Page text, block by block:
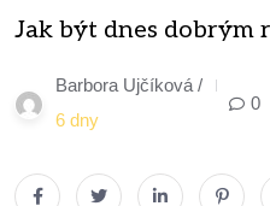
Jak být dnes dobrým
Barbora Ujčíková /
6 dny
0